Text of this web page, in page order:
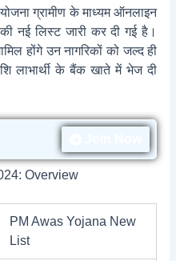
ग्रामीण के माध्यम ऑनलाइन
नई लिस्ट जारी कर दी गई है।
होंगे उन नागरिकों को जल्द ही
लाभार्थी के बैंक खाते में भेज दी
Overview
PM Awas Yojana New
List